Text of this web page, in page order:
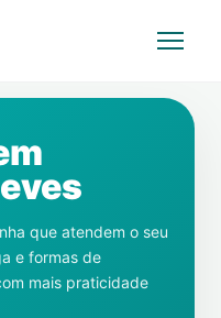
que atendem o seu
e formas de
mais praticidade